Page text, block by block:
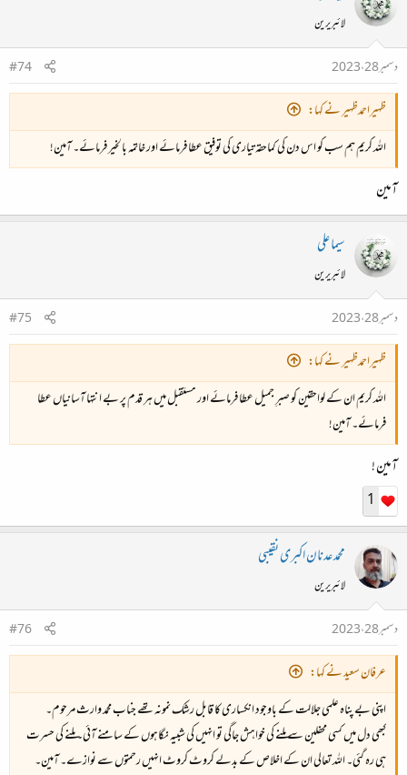
لائبریرین
دسمبر 28، 2023
#74
ظہیراحمدظہیر نے کہا:
اللہ کریم ہم سب کو اس دن کی کماحقہ تیاری کی توفیق عطا فرمائے اور خاتمہ بالخیر فرمائے۔ آمین!
آمین
سیما علی
لائبریرین
دسمبر 28، 2023
#75
ظہیراحمدظہیر نے کہا:
اللہ کریم ان کے لواحقین کو صبرِ جمیل عطا فرمائے اور مستقبل میں ہر قدم پر بے انتہا آسانیاں عطا
فرمائے۔ آمین!
آمین !
1
محمد عدنان اکبری نقیبی
لائبریرین
دسمبر 28، 2023
#76
عرفان سعید نے کہا:
اپنی بے پناہ علمی جلالت کے باوجود انکساری کا قابل رشک نمونہ تھے جناب محمد وارث مرحوم۔
کبھی دل میں کسی محفلین سے ملنے کی خواہش جاگی تو انہیں کی شبیہ نگاہوں کے سامنے آئی۔ ملنے کی حسرت
ہی رہ گئی۔ اللہ تعالی ان کے اخلاص کے بدلے کروٹ کروٹ انہیں رحمتوں سے نوازے۔ آمین۔